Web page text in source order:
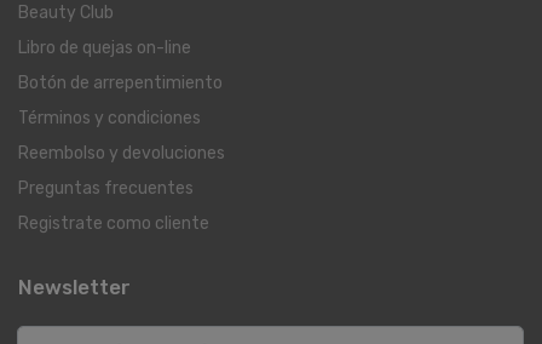
Beauty Club
Libro de quejas on-line
Botón de arrepentimiento
Términos y condiciones
Reembolso y devoluciones
Preguntas frecuentes
Registrate como cliente
Newsletter